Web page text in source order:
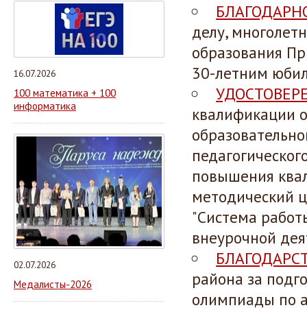
16.07.2026
100 математика + 100
информатика
02.07.2026
Медалисты-2026
делу,
образования
30-летним
квалификации
повышения
методический
"Система
внеурочной
района за
олимпиады по